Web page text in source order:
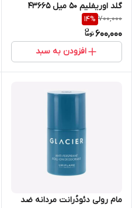
گلد اوریفلیم 50 میل 43665
700,000
14%
600,000
افزودن به سبد
مام رولی دئودُرانت مردانه ضد